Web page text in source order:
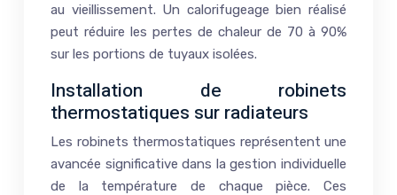
au vieillissement. Un calorifugeage bien réalisé
peut réduire les pertes de chaleur de 70 à 90%
sur les portions de tuyaux isolées.
Installation de robinets
thermostatiques sur radiateurs
Les robinets thermostatiques représentent une
avancée significative dans la gestion individuelle
de la température de chaque pièce. Ces